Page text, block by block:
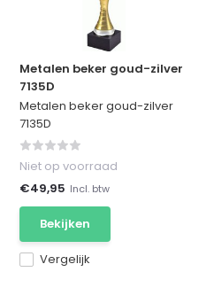
Metalen beker goud-zilver
7135D
Metalen beker goud-zilver
7135D
Vergelijk
Niet op voorraad
€49,95 Incl. btw
Bekijken